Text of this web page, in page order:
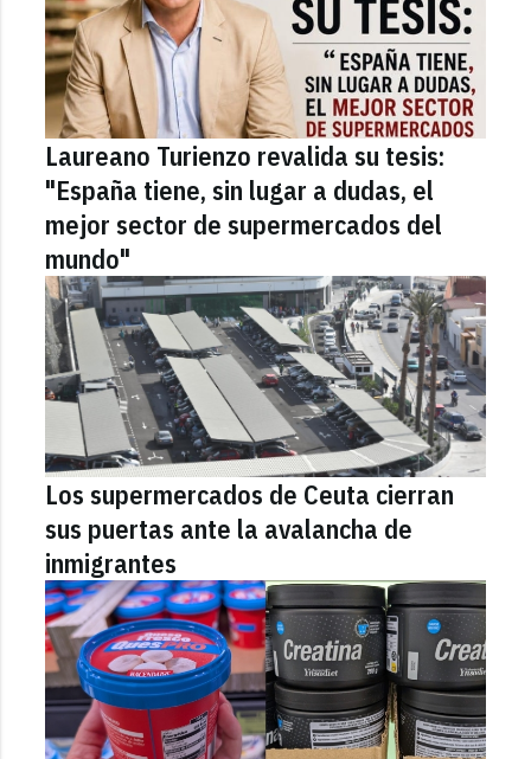
Laureano Turienzo revalida su tesis:
"España tiene, sin lugar a dudas, el
mejor sector de supermercados del
mundo"
Los supermercados de Ceuta cierran
sus puertas ante la avalancha de
inmigrantes